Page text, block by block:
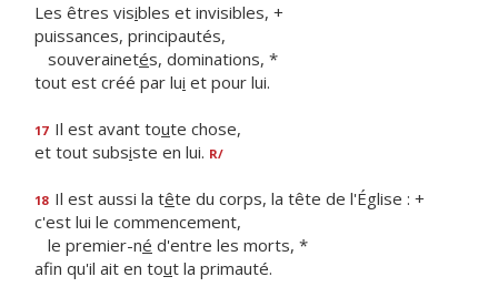
Les êtres visibles et invisibles, +
puissances, principautés,
souverainetés, dominations, *
tout est créé par lui et pour lui.
17 Il est avant toute chose,
et tout subsiste en lui. R/
18 Il est aussi la tête du corps, la tête de l'Église : +
c'est lui le commencement,
le premier-né d'entre les morts, *
afin qu'il ait en tout la primauté.